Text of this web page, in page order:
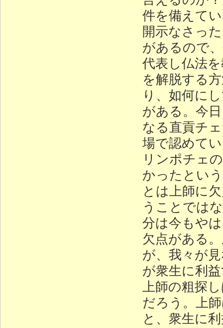
件を備えて
開示なさっ
があるので
代表し仏法
を解脱する
り、如何に
がある。今
なる直貢チ
場で認めて
リンポチェ
かったとい
とは上師に
うことでは
分は今もや
欠点がある
が、我々が
が衆生に利
上師の粗探
だろう。上
と、衆生に